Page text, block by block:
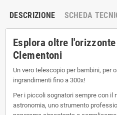
DESCRIZIONE SCHEDA
Esplora oltre
Clementoni
Un vero telescopio per bambini, per
ingrandimenti fino a 300x!
Per i piccoli sognatori sempre con il
astronomia, uno strumento